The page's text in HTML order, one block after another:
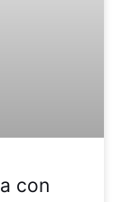
con